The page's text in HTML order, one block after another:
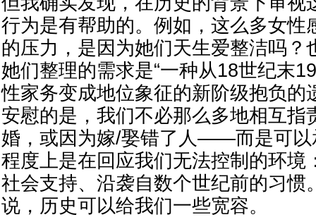
行为是有帮助的。例如，这么多女性
的压力，是因为她们天生爱整洁吗？
她们整理的需求是“一种从18世纪末
性家务变成地位象征的新阶级抱负的
安慰的是，我们不必那么多地相互
婚，或因为嫁/娶错了人——而是可以
程度上是在回应我们无法控制的环境
社会支持、沿袭自数个世纪前的习惯
说，历史可以给我们一些宽容。